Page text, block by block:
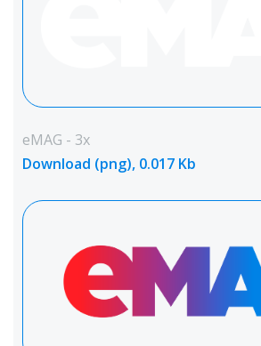
eMAG - 3x
Download (png), 0.017 Kb